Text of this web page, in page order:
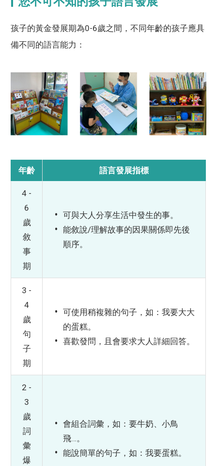
孩子的黃金發展期為0-6歲之間，不同年齡的孩子應具
備不同的語言能力：
年齡 語言發展指標
4 -
6
歲
敘
事
期
可與大人分享生活中發生的事。
能敘說/理解故事的因果關係即先後
順序。
3 -
4
歲
句
子
期
可使用稍複雜的句子，如：我要大大
的蛋糕。
喜歡發問，且會要求大人詳細回答。
2 -
3
歲
詞
彙
爆
會組合詞彙，如：要牛奶、小鳥
飛…。
能說簡單的句子，如：我要蛋糕。